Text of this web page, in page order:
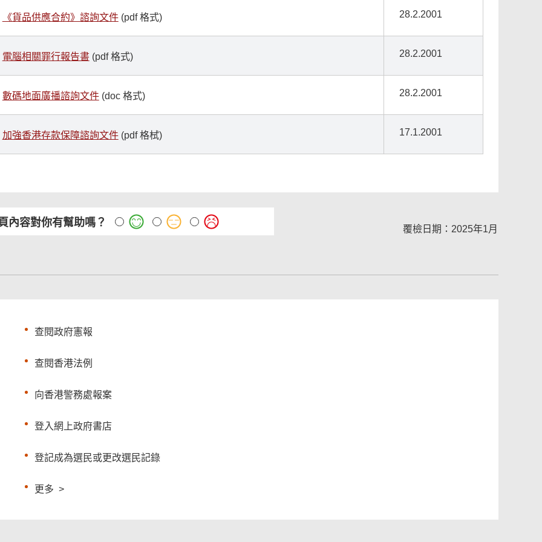
《貨品供應合約》諮詢文件(pdf 格式) 28.2.2001
電腦相關罪行報告書(pdf 格式) 28.2.2001
數碼地面廣播諮詢文件(doc 格式) 28.2.2001
加強香港存款保障諮詢文件(pdf 格栻) 17.1.2001
內容對你有幫助嗎？
覆檢日期：2025年1月
查閱政府憲報
查閱香港法例
向香港警務處報案
登入網上政府書店
登記成為選民或更改選民記錄
更多 >